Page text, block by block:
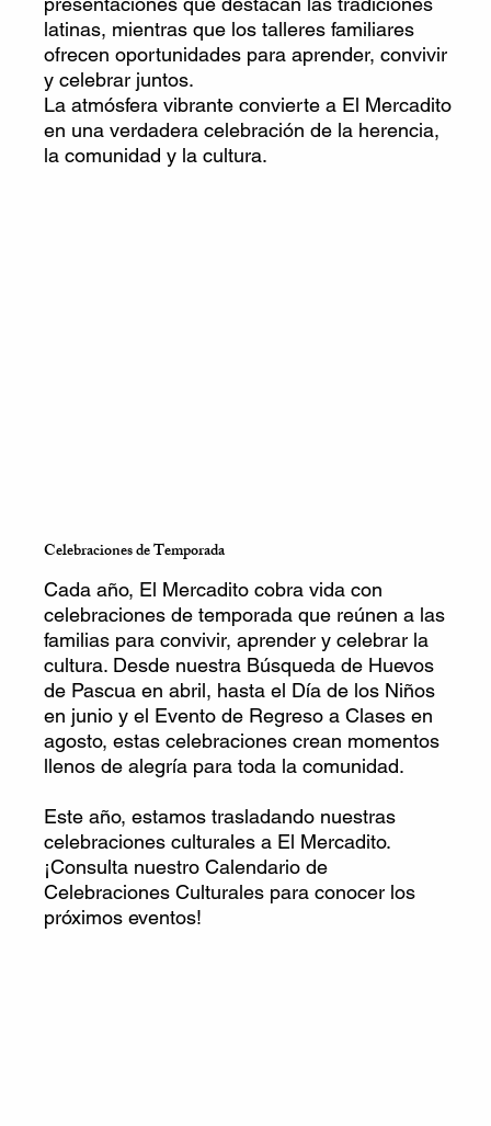
latinas, mientras que los talleres familiares
ofrecen oportunidades para aprender, convivir
y celebrar juntos.
La atmósfera vibrante convierte a El Mercadito
en una verdadera celebración de la herencia,
la comunidad y la cultura.
Celebraciones de Temporada
Cada año, El Mercadito cobra vida con
celebraciones de temporada que reúnen a las
familias para convivir, aprender y celebrar la
cultura. Desde nuestra Búsqueda de Huevos
de Pascua en abril, hasta el Día de los Niños
en junio y el Evento de Regreso a Clases en
agosto, estas celebraciones crean momentos
llenos de alegría para toda la comunidad.
Este año, estamos trasladando nuestras
celebraciones culturales a El Mercadito.
¡Consulta nuestro Calendario de
Celebraciones Culturales para conocer los
próximos eventos!